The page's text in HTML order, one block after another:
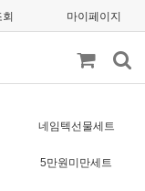
마이페이지
네임텍선물세트
5만원미만세트